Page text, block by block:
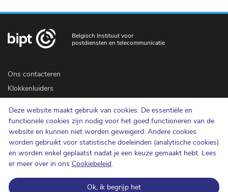
Deze website maakt gebruik van cookies. De essentiële en
functionele cookies zijn nodig voor het goed functioneren van de
website en kunnen niet worden geweigerd. Andere cookies
worden gebruikt voor statistische doeleinden (analytische cookies)
en worden enkel geplaatst nadat je een keuze gemaakt hebt. Lees
er meer over in ons Cookiebeleid.
Ok, ik begrijp het
Belgisch Instituut voor
postdiensten en telecommunicatie
Ons contacteren
Klokkenluiders
Toegankelijkheid
Pers
Cookiebeleid
Bescherming van de persoonlijke levenssfeer